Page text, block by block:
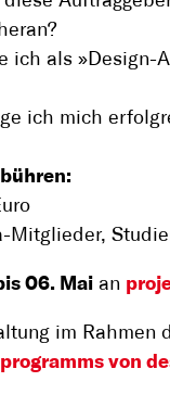
ich als »Design-
ich mich
Mitglieder,
06. Mai an
im Rahmen
von